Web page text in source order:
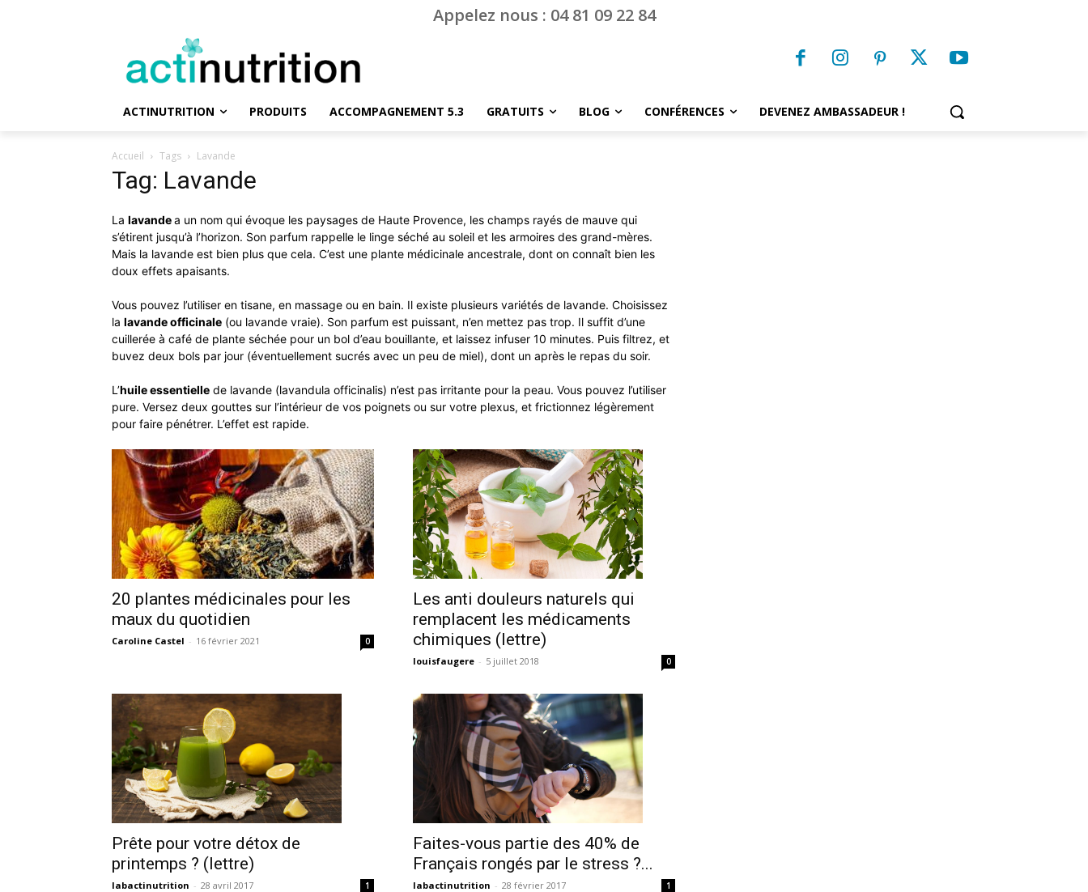
Appelez nous : 04 81 09 22 84
ACTINUTRITION PRODUITS ACCOMPAGNEMENT 5.3 GRATUITS BLOG CONFÉRENCES DEVENEZ AMBASSADEUR !
Accueil Tags Lavande
Tag: Lavande
La lavandea un nom qui évoque les paysages de Haute Provence, les champs rayés de mauve qui
s’étirent jusqu’à l’horizon. Son parfum rappelle le linge séché au soleil et les armoires des grand-mères.
Mais la lavande est bien plus que cela. C’est une plante médicinale ancestrale, dont on connaît bien les
doux effets apaisants.
Vous pouvez l’utiliser en tisane, en massage ou en bain. Il existe plusieurs variétés de lavande. Choisissez
la lavande officinale (ou lavande vraie). Son parfum est puissant, n’en mettez pas trop. Il suffit d’une
cuillerée à café de plante séchée pour un bol d’eau bouillante, et laissez infuser 10 minutes. Puis filtrez, et
buvez deux bols par jour (éventuellement sucrés avec un peu de miel), dont un après le repas du soir.
L’huile essentielle de lavande (lavandula officinalis) n’est pas irritante pour la peau. Vous pouvez l’utiliser
pure. Versez deux gouttes sur l’intérieur de vos poignets ou sur votre plexus, et frictionnez légèrement
pour faire pénétrer. L’effet est rapide.
20 plantes médicinales pour les
maux du quotidien
Caroline Castel - 16 février 2021 0
Les anti douleurs naturels qui
remplacent les médicaments
chimiques (lettre)
louisfaugere - 5 juillet 2018 0
Prête pour votre détox de
printemps ? (lettre)
labactinutrition - 28 avril 2017 1
Faites-vous partie des 40% de
Français rongés par le stress ?...
labactinutrition - 28 février 2017 1